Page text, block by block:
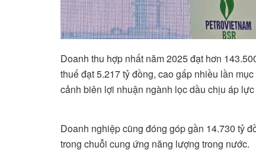
Doanh thu hợp nhất năm 2025 đạt hơn
thuế đạt 5.217 tỷ đồng, cao gấp nhiều lần
cảnh biên lợi nhuận ngành lọc dầu chịu áp
Doanh nghiệp cũng đóng góp gần 14.730 tỷ
trong chuỗi cung ứng năng lượng trong nước.